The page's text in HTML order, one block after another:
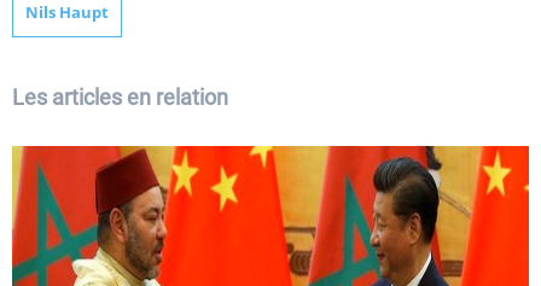
Nils Haupt
Les articles en relation